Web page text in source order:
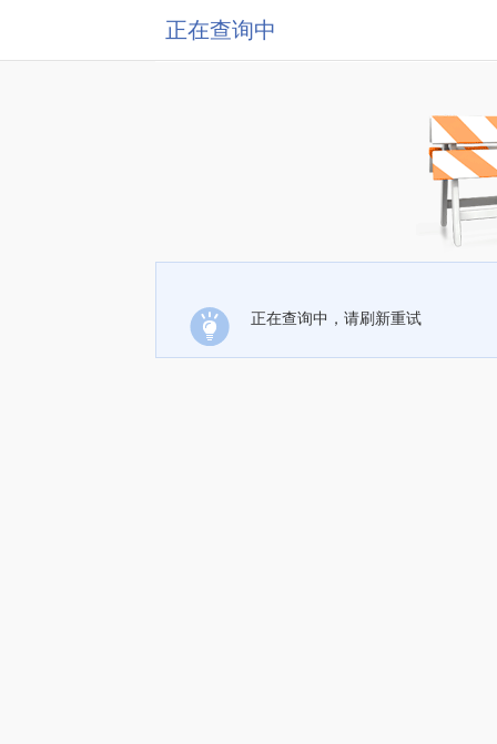
正在查询中
正在查询中，请刷新重试